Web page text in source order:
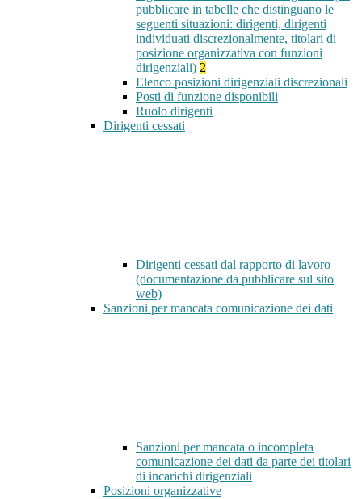
pubblicare in tabelle che distinguano le
seguenti situazioni: dirigenti, dirigenti
individuati discrezionalmente, titolari di
posizione organizzativa con funzioni
dirigenziali) 2
Elenco posizioni dirigenziali discrezionali
Posti di funzione disponibili
Ruolo dirigenti
Dirigenti cessati
Dirigenti cessati dal rapporto di lavoro
(documentazione da pubblicare sul sito
web)
Sanzioni per mancata comunicazione dei dati
Sanzioni per mancata o incompleta
comunicazione dei dati da parte dei titolari
di incarichi dirigenziali
Posizioni organizzative